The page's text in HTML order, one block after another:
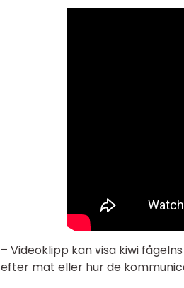
– Videoklipp kan visa kiwi
efter mat eller hur de